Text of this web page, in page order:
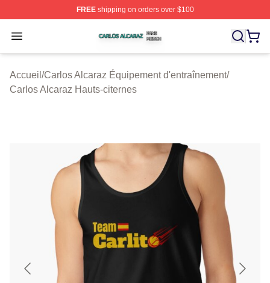
FREEshipping on orders over $100
Open menu
Carlos Alcaraz Shop ⚡️ Officially Licensed Carlos
Accueil /Carlos Alcaraz Équipement d'entraînement/
Carlos Alcaraz Hauts-citernes